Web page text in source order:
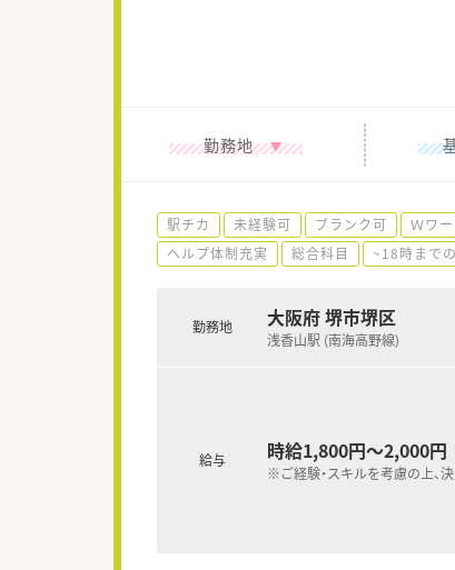
勤務地
駅チカ 未経験可 ブランク可 Ｗワ
ヘルプ体制充実
総合科目 ~18時まで
勤務地 大阪府 堺市堺区
浅香山駅 (南海高野線)
給与 時給1,800円～2,000円
※ご経験・スキルを考慮の上、